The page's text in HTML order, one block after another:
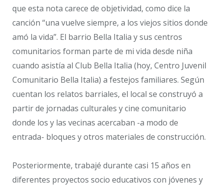
que esta nota carece de objetividad, como dice la
canción “una vuelve siempre, a los viejos sitios donde
amó la vida”. El barrio Bella Italia y sus centros
comunitarios forman parte de mi vida desde niña
cuando asistía al Club Bella Italia (hoy, Centro Juvenil
Comunitario Bella Italia) a festejos familiares. Según
cuentan los relatos barriales, el local se construyó a
partir de jornadas culturales y cine comunitario
donde los y las vecinas acercaban -a modo de
entrada- bloques y otros materiales de construcción.
Posteriormente, trabajé durante casi 15 años en
diferentes proyectos socio educativos con jóvenes y